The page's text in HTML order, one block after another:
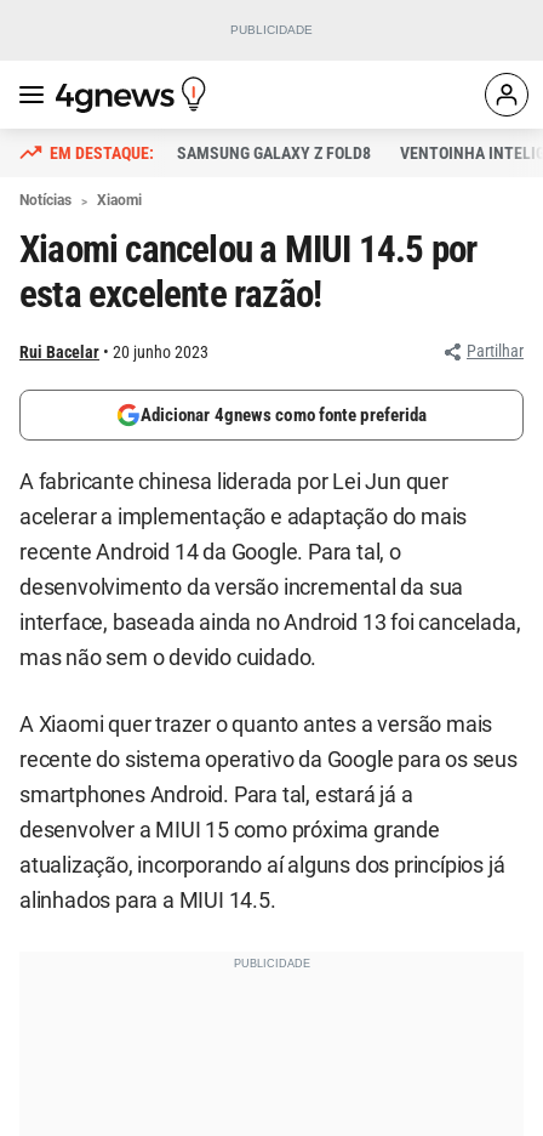
SAMSUNG GALAXY Z FOLD8 VENTOINHA
Notícias Xiaomi
Xiaomi cancelou a MIUI 14.5 por
esta excelente razão!
Rui Bacelar 20 junho 2023 Partilhar
Adicionar 4gnews como fonte preferida
A fabricante chinesa liderada por Lei Jun quer
acelerar a implementação e adaptação do mais
recente Android 14 da Google. Para tal, o
desenvolvimento da versão incremental da sua
interface, baseada ainda no Android 13 foi cancelada,
mas não sem o devido cuidado.
A Xiaomi quer trazer o quanto antes a versão mais
recente do sistema operativo da Google para os seus
smartphones Android. Para tal, estará já a
desenvolver a MIUI 15 como próxima grande
atualização, incorporando aí alguns dos princípios já
alinhados para a MIUI 14.5.